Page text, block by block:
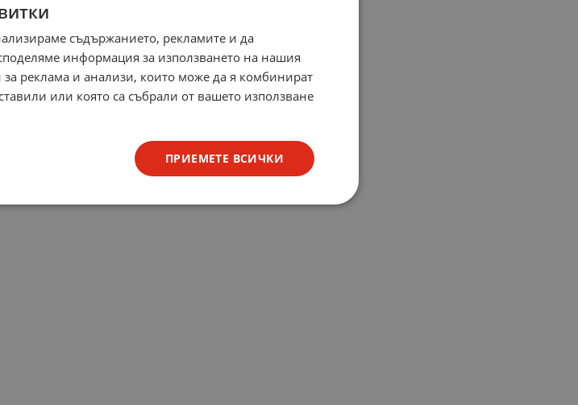
съдържанието, рекламите и да
информация за използването на нашия
реклама и анализи, които може да я комбинират
или която са събрали от вашето използване
ПРИЕМЕТЕ ВСИЧКИ